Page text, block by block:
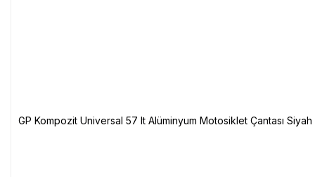
GP Kompozit Universal 57 lt Alüminyum Motosiklet Çantası Siyah